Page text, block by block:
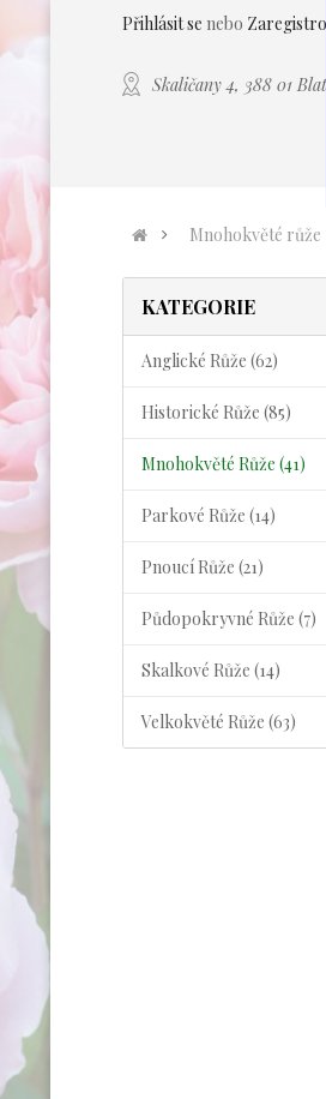
Přihlásit se nebo
Skaličany 4, 388 01
Mnohokvěté růže
KATEGORIE
Anglické Růže (62)
Historické Růže (85)
Mnohokvěté Růže (41)
Parkové Růže (14)
Pnoucí Růže (21)
Půdopokryvné Růže (7)
Skalkové Růže (14)
Velkokvěté Růže (63)